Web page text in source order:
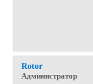
Rotor
Администратор